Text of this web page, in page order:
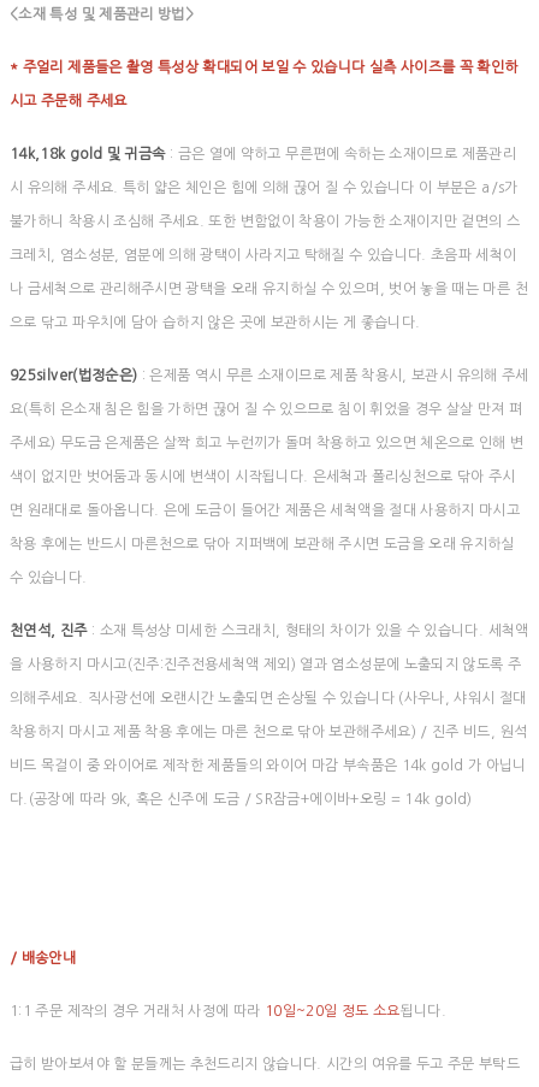
<소재 특성 및 제품관리 방법>
* 주얼리 제품들은 촬영 특성상 확대되어 보일 수 있습니다 실측 사이즈를 꼭 확인하
시고 주문해 주세요
14k,18k gold 및 귀금속: 금은 열에 약하고 무른편에 속하는 소재이므로 제품관리
시 유의해 주세요. 특히 얇은 체인은 힘에 의해 끊어 질 수 있습니다 이 부분은 a/s가
불가하니 착용시 조심해 주세요. 또한 변함없이 착용이 가능한 소재이지만 겉면의 스
크레치, 염소성분, 염분에 의해 광택이 사라지고 탁해질 수 있습니다. 초음파 세척이
나 금세척으로 관리해주시면 광택을 오래 유지하실 수 있으며, 벗어 놓을 때는 마른 천
으로 닦고 파우치에 담아 습하지 않은 곳에 보관하시는 게 좋습니다.
925silver(법정순은) : 은제품 역시 무른 소재이므로 제품 착용시, 보관시 유의해 주세
요(특히 은소재 침은 힘을 가하면 끊어 질 수 있으므로 침이 휘었을 경우 살살 만져 펴
주세요) 무도금 은제품은 살짝 희고 누런끼가 돌며 착용하고 있으면 체온으로 인해 변
색이 없지만 벗어둠과 동시에 변색이 시작됩니다. 은세척과 폴리싱천으로 닦아 주시
면 원래대로 돌아옵니다. 은에 도금이 들어간 제품은 세척액을 절대 사용하지 마시고
착용 후에는 반드시 마른천으로 닦아 지퍼백에 보관해 주시면 도금을 오래 유지하실
수 있습니다.
천연석, 진주: 소재 특성상 미세한 스크래치, 형태의 차이가 있을 수 있습니다. 세척액
을 사용하지 마시고(진주:진주전용세척액 제외) 열과 염소성분에 노출되지 않도록 주
의해주세요. 직사광선에 오랜시간 노출되면 손상될 수 있습니다 (사우나, 샤워시 절대
착용하지 마시고 제품 착용 후에는 마른 천으로 닦아 보관해주세요) / 진주 비드, 원석
비드 목걸이 중 와이어로 제작한 제품들의 와이어 마감 부속품은 14k gold 가 아닙니
다.(공장에 따라 9k, 혹은 신주에 도금 / SR잠금+에이바+오링 = 14k gold)
/ 배송안내
1:1 주문 제작의 경우 거래처 사정에 따라 10일~20일 정도 소요됩니다.
급히 받아보셔야 할 분들께는 추천드리지 않습니다. 시간의 여유를 두고 주문 부탁드